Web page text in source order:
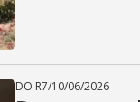
DO R7/10/06/2026